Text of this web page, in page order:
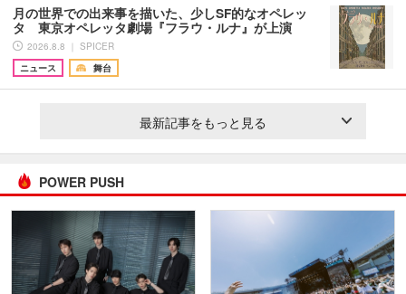
月の世界での出来事を描いた、少しSF的なオペレッ
タ 東京オペレッタ劇場『フラウ・ルナ』が上演
2026.8.8 ｜ SPICER
ニュース
舞台
最新記事をもっと見る
POWER PUSH